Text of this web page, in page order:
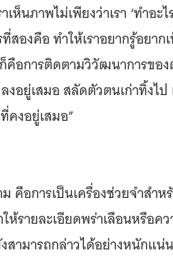
เห็นภาพไม่เพียงว่าเรา ‘ทำอะ
สองคือ ทำให้เราอยากรู้อยา
คือการติดตามวิวัฒนาการของ
อยู่เสมอ สลัดตัวตนเก่าทิ้งไ
คงอยู่เสมอ”
คือการเป็นเครื่องช่วยจำสำ
ห้รายละเอียดพร่าเลือนหรือ
ามารถกล่าวได้อย่างหนักแน่